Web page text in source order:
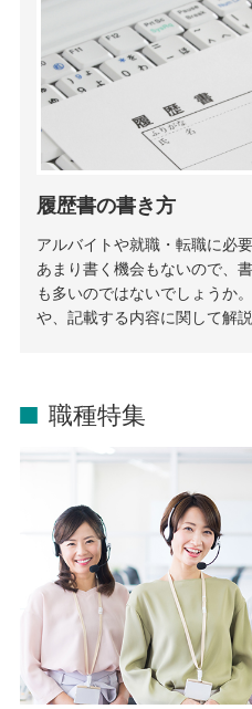
履歴書の書き方
アルバイトや就職・転職に必
あまり書く機会もないので、
も多いのではないでしょうか
や、記載する内容に関して解
職種特集